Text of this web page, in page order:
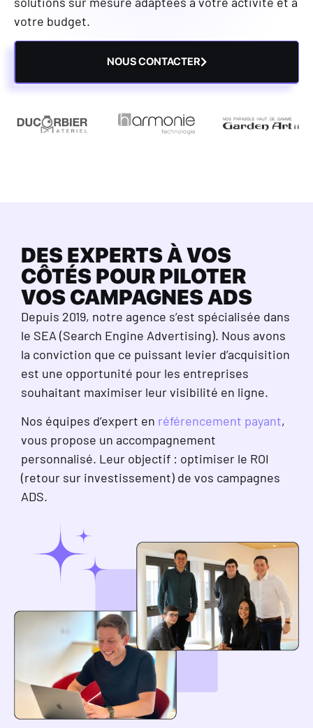
votre budget.
NOUS CONTACTER
DES EXPERTS À VOS
CÔTÉS POUR PILOTER
VOS CAMPAGNES ADS
Depuis 2019, notre agence s’est spécialisée dans
le SEA (Search Engine Advertising). Nous avons
la conviction que ce puissant levier d’acquisition
est une opportunité pour les entreprises
souhaitant maximiser leur visibilité en ligne.
Nos équipes d’expert en référencement payant,
vous propose un accompagnement
personnalisé. Leur objectif : optimiser le ROI
(retour sur investissement) de vos campagnes
ADS.